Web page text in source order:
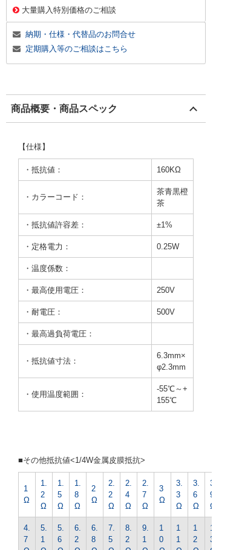
大量購入特別価格のご相談
納期・仕様・代替品のお問合せ
定期購入等のご相談はこちら
商品概要・商品スペック
【仕様】
・抵抗値： 160KΩ
・カラーコード：
茶青黒橙
茶
・抵抗値許容差： ±1%
・定格電力： 0.25W
・温度係数：
・最高使用電圧： 250V
・耐電圧： 500V
・最高過負荷電圧：
・抵抗値寸法：
6.3mm×
φ2.3mm
・使用温度範囲：
-55℃～+
155℃
■その他抵抗値<1/4W金属皮膜抵抗>
1
Ω
1.
2
Ω
1.
5
Ω
1.
8
Ω
2
Ω
2.
2
Ω
2.
4
Ω
2.
7
Ω
3
Ω
3.
3
Ω
3.
6
Ω
3.
9
Ω
4.
7
5.
1
5.
6
6.
2
6.
8
7.
5
8.
2
9.
1
1
0
1
1
1
2
1
3